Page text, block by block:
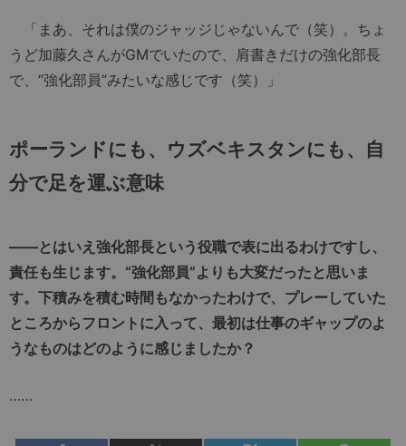
「まあ、それは僕のジャッジじゃないんで（笑）。ちょ
うど加藤久さんがGMでいたので、肩書きだけの強化部長
で、“強化部員”みたいな感じです（笑）」
ポーランドにも、ウズベキスタンにも、自
分で足を運ぶ意味
――とはいえ強化部長という役職で表に出るわけですし、
責任も生じます。“強化部員”よりも大変だったと思いま
す。下積みを積む時間もなかったわけで、プレーしていた
ところからフロントに入って、最初は仕事のギャップのよ
うなものはどのように感じましたか？
……